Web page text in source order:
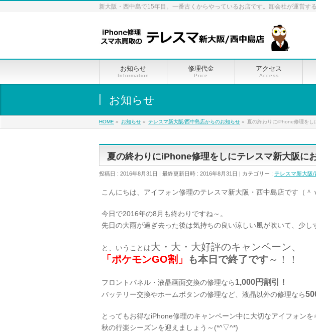
新大阪・西中島で15年目。一番古くからやっているお店です。卸会社が運営す
お知らせ
Information
修理代金
Price
アクセス
Access
お知らせ
HOME » お知らせ » テレスマ新大阪/西中島店からのお知らせ » 夏の終わりにiPhone修理をし
夏の終わりにiPhone修理をしにテレスマ新大阪に
投稿日 : 2016年8月31日 最終更新日時 : 2016年8月31日 カテゴリー : テレスマ新大阪
こんにちは、アイフォン修理のテレスマ新大阪・西中島店です（＾
今日で2016年の8月も終わりですね～。
先日の大雨が過ぎ去った後は気持ちの良い涼しい風が吹いて、少
と、いうことは大・大・大好評のキャンペーン、
「ポケモンGO割」
も本日で終了です～！！
フロントパネル・液晶画面交換の修理なら1,000円割引！
バッテリー交換やホームボタンの修理など、液晶以外の修理なら
とってもお得なiPhone修理のキャンペーン中に大切なアイフォンを
秋の行楽シーズンを迎えましょう～(*^▽^*)